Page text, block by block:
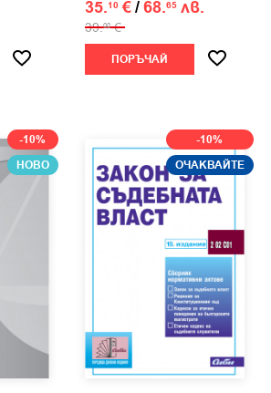
35.10 €/68.65 лв.
39.00 €
ПОРЪЧАЙ
-10%
НОВО
-10%
ОЧАКВАЙТЕ